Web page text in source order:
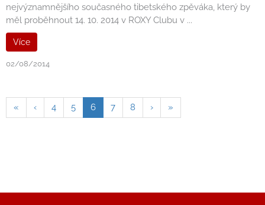
nejvýznamnějšího současného tibetského zpěváka, který by
měl proběhnout 14. 10. 2014 v ROXY Clubu v ...
Více
02/08/2014
« ‹ 4 5 6 7 8 › »